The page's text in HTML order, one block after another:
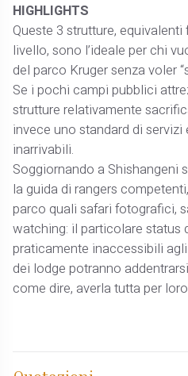
HIGHLIGHTS
Queste 3 strutture,
livello, sono l’ideale per chi
del parco Kruger senza voler
Se i pochi campi pubblici
strutture relativamente
invece uno standard di
inarrivabili.
Soggiornando a Shishangeni
la guida di rangers
parco quali safari fotografici,
watching: il particolare status
praticamente inaccessibili
dei lodge potranno
come dire, averla tutta per